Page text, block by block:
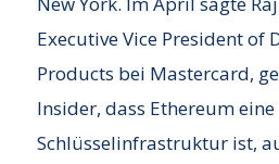
Executive Vice President of
Products bei Mastercard,
Insider, dass Ethereum eine
Schlüsselinfrastruktur ist,